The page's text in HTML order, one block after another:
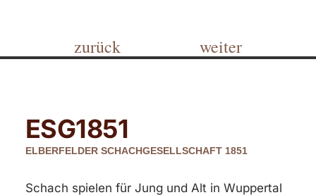
zurück weiter
ESG1851
ELBERFELDER SCHACHGESELLSCHAFT 1851
Schach spielen für Jung und Alt in Wuppertal